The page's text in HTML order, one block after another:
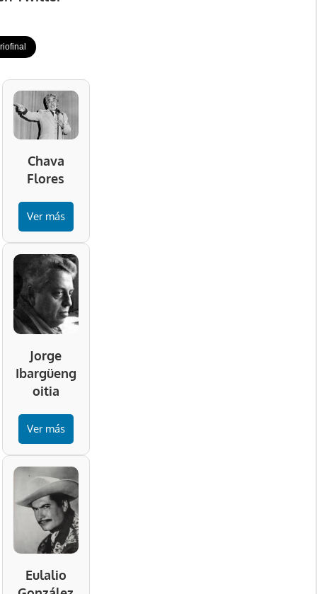
Chava
Flores
Ver más
Jorge
Ibargüeng
oitia
Ver más
Eulalio